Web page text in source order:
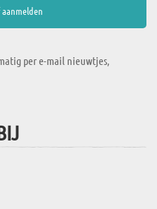
per e-mail nieuwtjes,